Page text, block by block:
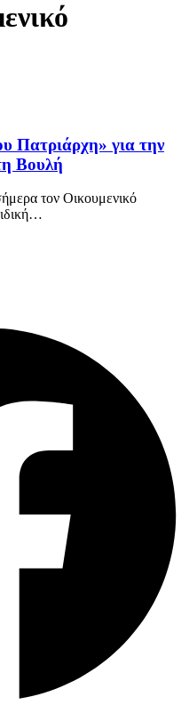
Πατριάρχη» για την
Βουλή
τον Οικουμενικό